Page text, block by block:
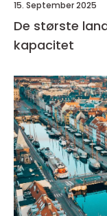
15. September 2025
De største
kapacitet